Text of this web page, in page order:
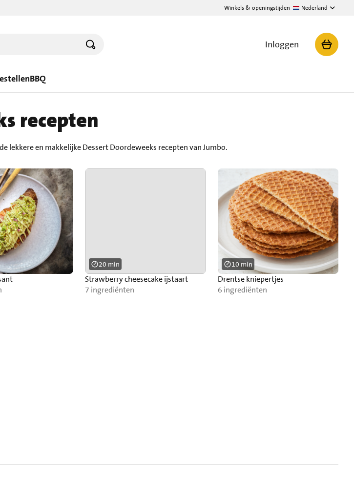
Winkels & openingstijden Nederland
Inloggen
BBQ
recepten
lekkere en makkelijke Dessert Doordeweeks recepten van Jumbo.
Strawberry cheesecake ijstaart
7 ingrediënten
20 min
Drentse kniepertjes
6 ingrediënten
10 min